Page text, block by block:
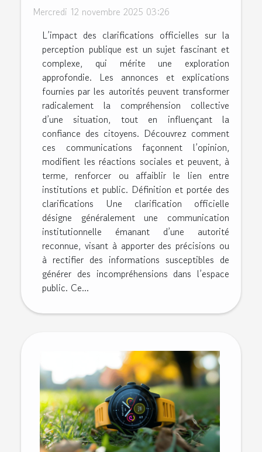
Mercredi 12 novembre 2025 03:26
L’impact des clarifications officielles sur la
perception publique est un sujet fascinant et
complexe, qui mérite une exploration
approfondie. Les annonces et explications
fournies par les autorités peuvent transformer
radicalement la compréhension collective
d’une situation, tout en influençant la
confiance des citoyens. Découvrez comment
ces communications façonnent l’opinion,
modifient les réactions sociales et peuvent, à
terme, renforcer ou affaiblir le lien entre
institutions et public. Définition et portée des
clarifications Une clarification officielle
désigne généralement une communication
institutionnelle émanant d’une autorité
reconnue, visant à apporter des précisions ou
à rectifier des informations susceptibles de
générer des incompréhensions dans l’espace
public. Ce...